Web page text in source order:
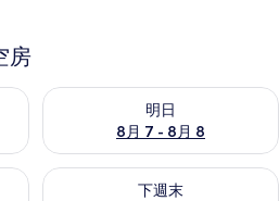
房
空房
明日
8月 7 - 8月 8
查看明日 8月 7 - 8月 8的可訂
訂空房
下週末
查看下週末 8月 14 - 8月 16的